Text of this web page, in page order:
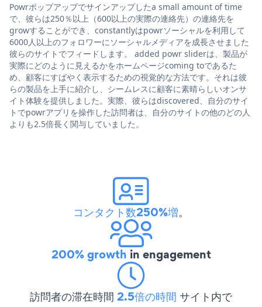
Powrポップアップでサインアップしたa small amount of time
で、彼らは250％以上（600以上の実際の連絡先）の連絡先を
growすることができ、constantlyはpowrソーシャルを利用して
6000人以上のフォロワーにソーシャルメディアを成長させました
彼らのサイトでフィードします。 added powr sliderは、製品が
実際にどのように見えるかをホームページcoming toであるた
め、顧客にすばやく表示するための視覚的な方法です。それは彼
らの製品を上手に紹介し、シームレスに顧客に素晴らしいオンサ
イト体験を提供しました。実際、彼らはdiscovered、自分のサイ
トでpowrアプリを操作した訪問者は、自分のサイトの他のどの人
よりも2.5倍長く関与していました。
コンタクト数250%増。
200% growth in engagement
訪問者の滞在時間 2.5倍の時間 サイト内で